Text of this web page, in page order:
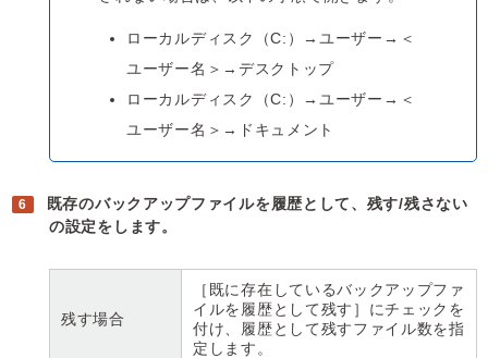
ローカルディスク（C:）→ユーザー→＜
ユーザー名＞→デスクトップ
ローカルディスク（C:）→ユーザー→＜
ユーザー名＞→ドキュメント
既存のバックアップファイルを履歴として、残す/残さない
の設定をします。
残す場合
［既に存在しているバックアップファ
イルを履歴として残す］にチェックを
付け、履歴として残すファイル数を指
定します。